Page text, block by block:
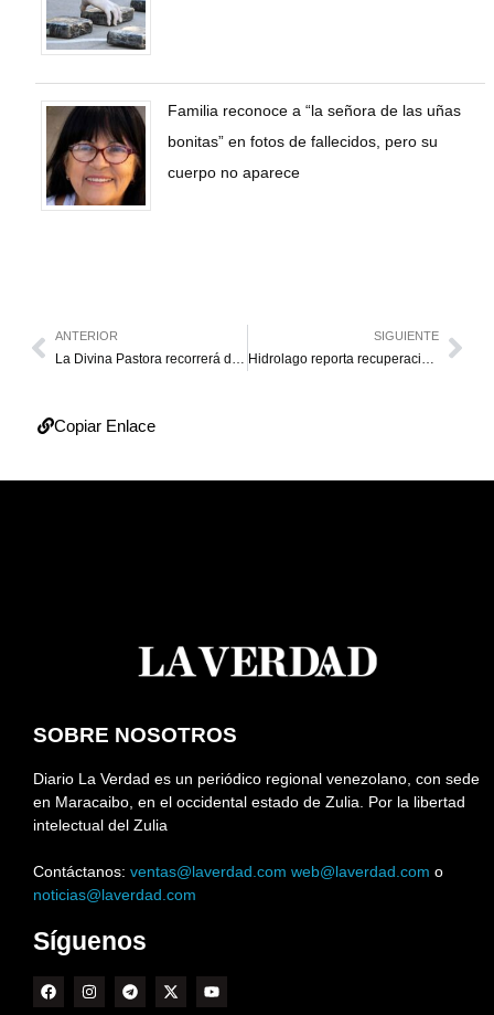
Familia reconoce a “la señora de las uñas
bonitas” en fotos de fallecidos, pero su
cuerpo no aparece
ANTERIOR
La Divina Pastora recorrerá de nuevo las calles de Barquisimeto
SIGUIENTE
Hidrolago reporta recuperación de 900 litros de agua por segundo
Copiar Enlace
SOBRE NOSOTROS
Diario La Verdad es un periódico regional venezolano, con sede
en Maracaibo, en el occidental estado de Zulia. Por la libertad
intelectual del Zulia
Contáctanos: ventas@laverdad.com web@laverdad.com o
noticias@laverdad.com
Síguenos